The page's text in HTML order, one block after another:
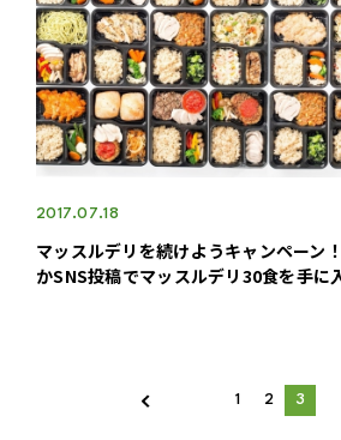
2017.07.18
マッスルデリを続けようキャンペーン
かSNS投稿でマッスルデリ30食を手に
1 2 3